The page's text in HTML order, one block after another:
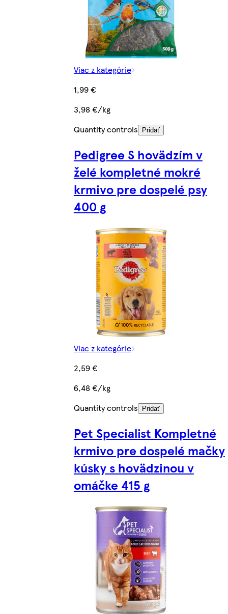
Viac z kategórie
1,99 €
3,98 €/kg
Quantity controls
Pridať
Pedigree S hovädzím v
želé kompletné mokré
krmivo pre dospelé psy
400 g
Viac z kategórie
2,59 €
6,48 €/kg
Quantity controls
Pridať
Pet Specialist Kompletné
krmivo pre dospelé mačky
kúsky s hovädzinou v
omáčke 415 g